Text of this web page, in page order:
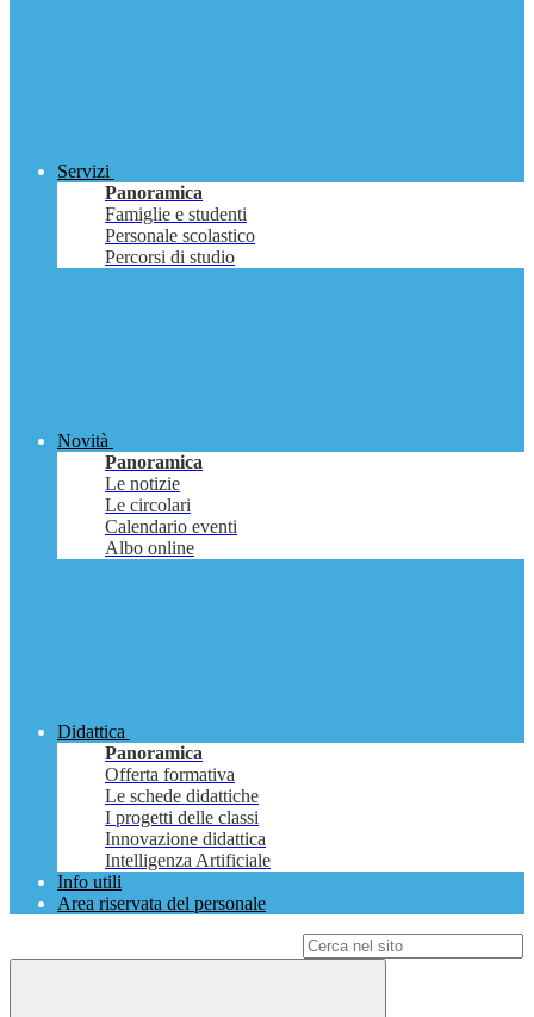
Servizi
Panoramica
Famiglie e studenti
Personale scolastico
Percorsi di studio
Novità
Panoramica
Le notizie
Le circolari
Calendario eventi
Albo online
Didattica
Panoramica
Offerta formativa
Le schede didattiche
I progetti delle classi
Innovazione didattica
Intelligenza Artificiale
Info utili
Area riservata del personale